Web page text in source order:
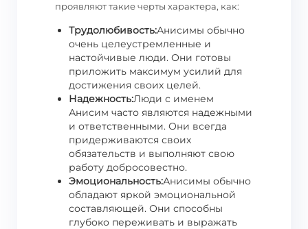
проявляют такие черты характера, как:
Трудолюбивость:Анисимы обычно
очень целеустремленные и
настойчивые люди. Они готовы
приложить максимум усилий для
достижения своих целей.
Надежность:Люди с именем
Анисим часто являются надежными
и ответственными. Они всегда
придерживаются своих
обязательств и выполняют свою
работу добросовестно.
Эмоциональность:Анисимы обычно
обладают яркой эмоциональной
составляющей. Они способны
глубоко переживать и выражать